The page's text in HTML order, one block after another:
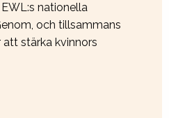
nationella
och tillsammans
stärka kvinnors